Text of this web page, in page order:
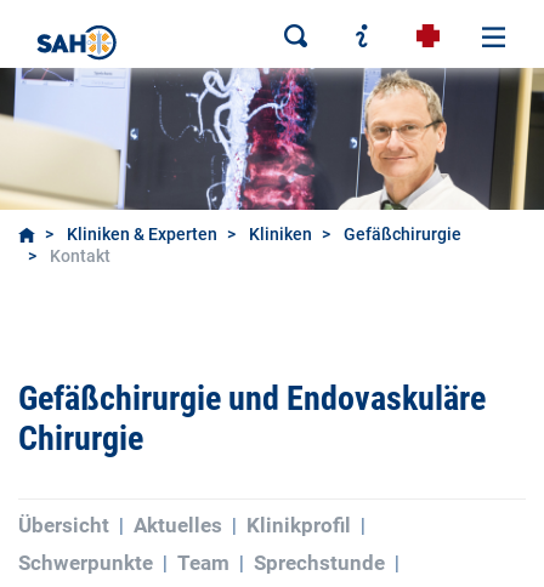
Kliniken & Experten Kliniken
Gefäßchirurgie
Kontakt
Gefäßchirurgie und Endovaskuläre
Chirurgie
Übersicht Aktuelles
Klinikprofil
Schwerpunkte
Team
Sprechstunde